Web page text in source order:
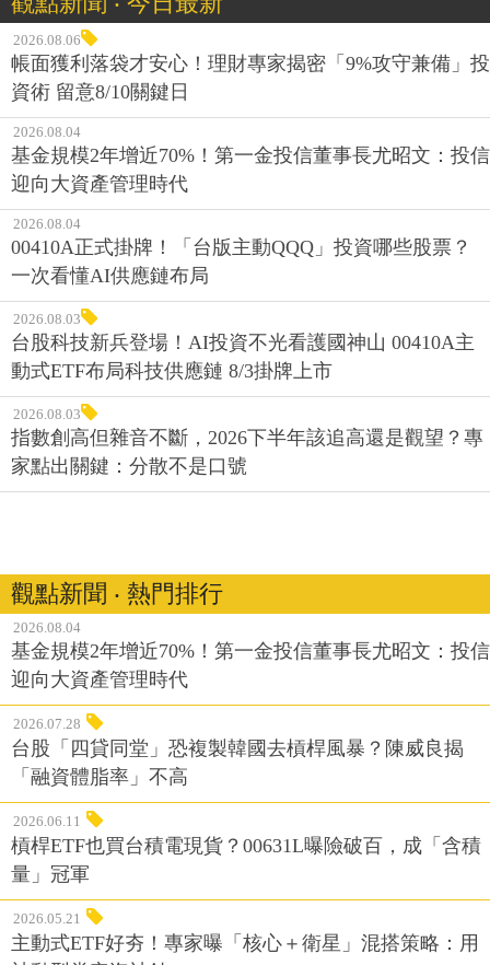
2026.08.06
帳面獲利落袋才安心！理財專家揭密「9%攻守兼備」投
資術 留意8/10關鍵日
2026.08.04
基金規模2年增近70%！第一金投信董事長尤昭文：投信
迎向大資產管理時代
2026.08.04
00410A正式掛牌！「台版主動QQQ」投資哪些股票？
一次看懂AI供應鏈布局
2026.08.03
台股科技新兵登場！AI投資不光看護國神山 00410A主
動式ETF布局科技供應鏈 8/3掛牌上市
2026.08.03
指數創高但雜音不斷，2026下半年該追高還是觀望？專
家點出關鍵：分散不是口號
觀點新聞 ‧ 熱門排行
2026.08.04
基金規模2年增近70%！第一金投信董事長尤昭文：投信
迎向大資產管理時代
2026.07.28
台股「四貸同堂」恐複製韓國去槓桿風暴？陳威良揭
「融資體脂率」不高
2026.06.11
槓桿ETF也買台積電現貨？00631L曝險破百，成「含積
量」冠軍
2026.05.21
主動式ETF好夯！專家曝「核心＋衛星」混搭策略：用